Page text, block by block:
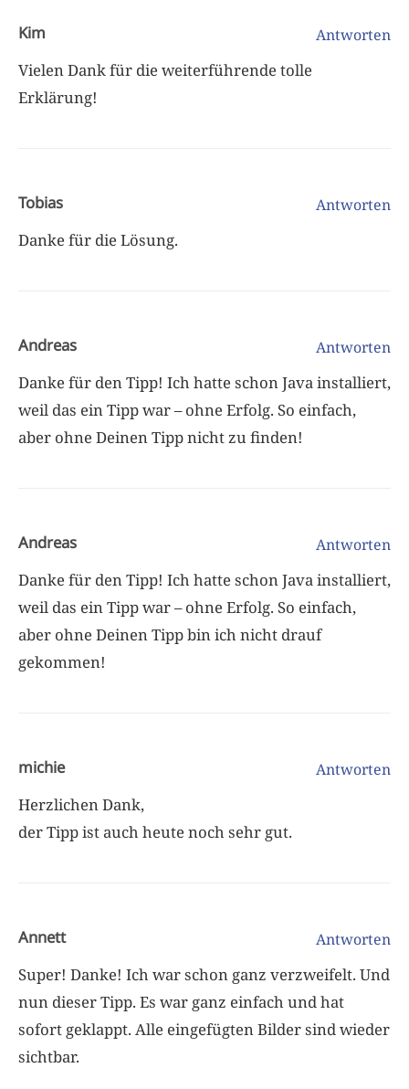
Kim Antworten
Vielen Dank für die weiterführende tolle
Erklärung!
Tobias Antworten
Danke für die Lösung.
Andreas Antworten
Danke für den Tipp! Ich hatte schon Java installiert,
weil das ein Tipp war – ohne Erfolg. So einfach,
aber ohne Deinen Tipp nicht zu finden!
Andreas Antworten
Danke für den Tipp! Ich hatte schon Java installiert,
weil das ein Tipp war – ohne Erfolg. So einfach,
aber ohne Deinen Tipp bin ich nicht drauf
gekommen!
michie Antworten
Herzlichen Dank,
der Tipp ist auch heute noch sehr gut.
Annett Antworten
Super! Danke! Ich war schon ganz verzweifelt. Und
nun dieser Tipp. Es war ganz einfach und hat
sofort geklappt. Alle eingefügten Bilder sind wieder
sichtbar.